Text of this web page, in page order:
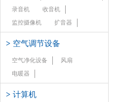
录音机
收音机
监控摄像机
扩音器
> 空气调节设备
空气净化设备
风扇
电暖器
> 计算机